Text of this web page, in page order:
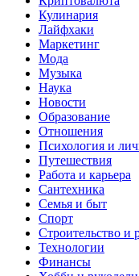
Кулинария
Лайфхаки
Маркетинг
Мода
Музыка
Наука
Новости
Образование
Отношения
Психология и
Путешествия
Работа и карьера
Сантехника
Семья и быт
Спорт
Строительство и
Технологии
Финансы